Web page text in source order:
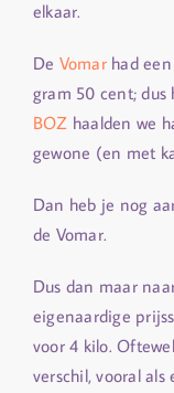
elkaar.
De Vomarhad een
gram 50 cent; dus
BOZ haalden we
gewone (en met
Dan heb je nog
de Vomar.
Dus dan maar
eigenaardige
voor 4 kilo.
verschil, vooral